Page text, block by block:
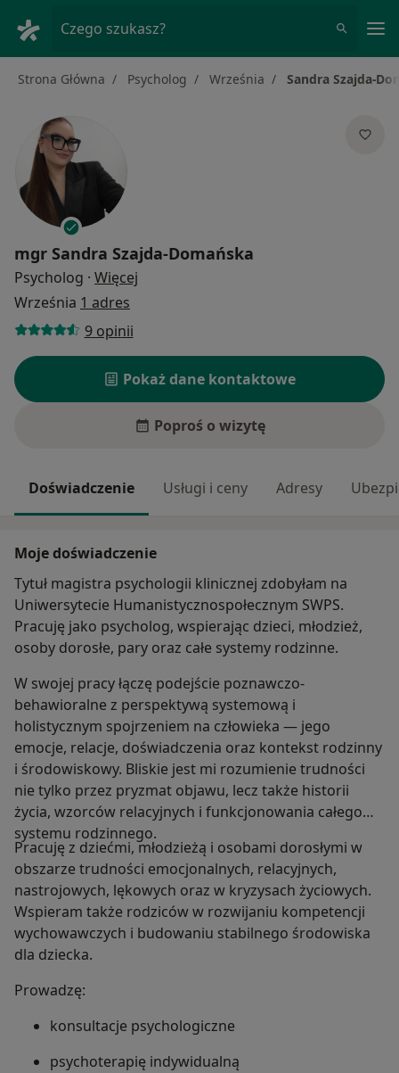
Czego szukasz?
Strona Główna Psycholog Września Sandra Szajda-
mgr Sandra Szajda-Domańska
Psycholog · Więcej
Września 1 adres
9 opinii
Pokaż dane kontaktowe
Poproś o wizytę
Doświadczenie Usługi i ceny Adresy
Moje doświadczenie
Tytuł magistra psychologii klinicznej zdobyłam na
Uniwersytecie Humanistycznospołecznym SWPS.
Pracuję jako psycholog, wspierając dzieci, młodzież,
osoby dorosłe, pary oraz całe systemy rodzinne.
W swojej pracy łączę podejście poznawczo-
behawioralne z perspektywą systemową i
holistycznym spojrzeniem na człowieka — jego
emocje, relacje, doświadczenia oraz kontekst rodzinny
i środowiskowy. Bliskie jest mi rozumienie trudności
nie tylko przez pryzmat objawu, lecz także historii
życia, wzorców relacyjnych i funkcjonowania całego
systemu rodzinnego.
Pracuję z dziećmi, młodzieżą i osobami dorosłymi w
obszarze trudności emocjonalnych, relacyjnych,
nastrojowych, lękowych oraz w kryzysach życiowych.
Wspieram także rodziców w rozwijaniu kompetencji
wychowawczych i budowaniu stabilnego środowiska
dla dziecka.
Prowadzę:
konsultacje psychologiczne
psychoterapię indywidualną